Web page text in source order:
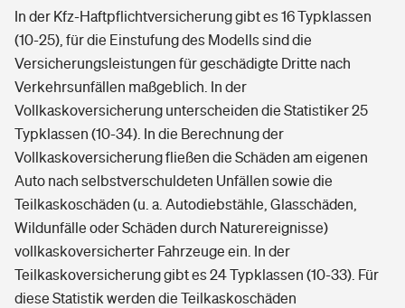
In der Kfz-Haftpflichtversicherung gibt es 16 Typklassen
(10-25), für die Einstufung des Modells sind die
Versicherungsleistungen für geschädigte Dritte nach
Verkehrsunfällen maßgeblich. In der
Vollkaskoversicherung unterscheiden die Statistiker 25
Typklassen (10-34). In die Berechnung der
Vollkaskoversicherung fließen die Schäden am eigenen
Auto nach selbstverschuldeten Unfällen sowie die
Teilkaskoschäden (u. a. Autodiebstähle, Glasschäden,
Wildunfälle oder Schäden durch Naturereignisse)
vollkaskoversicherter Fahrzeuge ein. In der
Teilkaskoversicherung gibt es 24 Typklassen (10-33). Für
diese Statistik werden die Teilkaskoschäden